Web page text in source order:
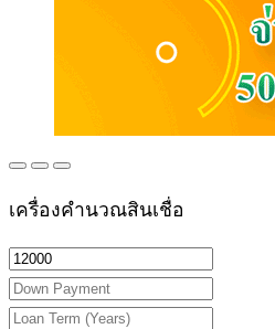
เครื่องคำนวณสินเชื่อ